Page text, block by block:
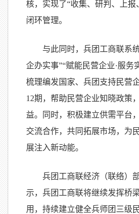
核，实现了“收集、研判、上报
闭环管理。
与此同时，兵团工商联系
企办实事”“赋能民营企业·服务
梳理编发国家、兵团支持民营
12期，帮助民营企业知晓政策
益。同时，积极建立供需平台
交流合作，共同拓展市场，为
展注入新动能。
兵团工商联经济（联络）
示，兵团工商联将继续发挥桥
用，持续建立健全兵师团三级